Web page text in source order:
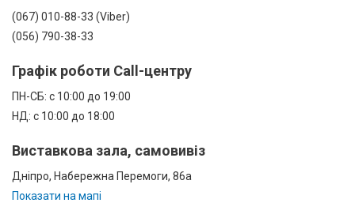
(067) 010-88-33 (Viber)
(056) 790-38-33
Графік роботи Call-центру
ПН-СБ: с 10:00 до 19:00
НД: с 10:00 до 18:00
Виставкова зала, самовивіз
Дніпро, Набережна Перемоги, 86а
Показати на мапі